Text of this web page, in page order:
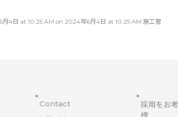
4日 at 10:25 AM on 2024年6月4日 at 10:25 AM 施工管
Contact
採用をお